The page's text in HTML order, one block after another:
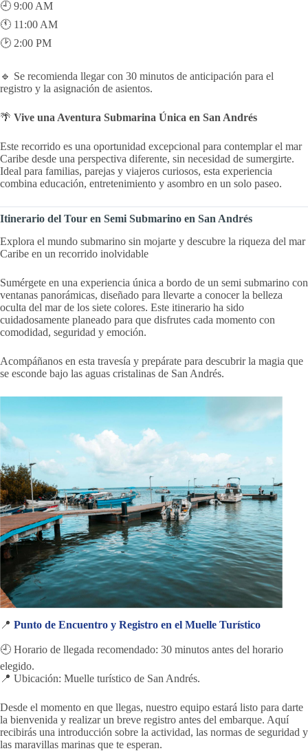
🕘 9:00 AM
🕚 11:00 AM
🕑 2:00 PM
🔹 Se recomienda llegar con 30 minutos de anticipación para el
registro y la asignación de asientos.
🌴 Vive una Aventura Submarina Única en San Andrés
Este recorrido es una oportunidad excepcional para contemplar el mar
Caribe desde una perspectiva diferente, sin necesidad de sumergirte.
Ideal para familias, parejas y viajeros curiosos, esta experiencia
combina educación, entretenimiento y asombro en un solo paseo.
Itinerario del Tour en Semi Submarino en San Andrés
Explora el mundo submarino sin mojarte y descubre la riqueza del mar
Caribe en un recorrido inolvidable
Sumérgete en una experiencia única a bordo de un semi submarino con
ventanas panorámicas, diseñado para llevarte a conocer la belleza
oculta del mar de los siete colores. Este itinerario ha sido
cuidadosamente planeado para que disfrutes cada momento con
comodidad, seguridad y emoción.
Acompáñanos en esta travesía y prepárate para descubrir la magia que
se esconde bajo las aguas cristalinas de San Andrés.
📍 Punto de Encuentro y Registro en el Muelle Turístico
🕘 Horario de llegada recomendado: 30 minutos antes del horario
elegido.
📍 Ubicación: Muelle turístico de San Andrés.
Desde el momento en que llegas, nuestro equipo estará listo para darte
la bienvenida y realizar un breve registro antes del embarque. Aquí
recibirás una introducción sobre la actividad, las normas de seguridad y
las maravillas marinas que te esperan.